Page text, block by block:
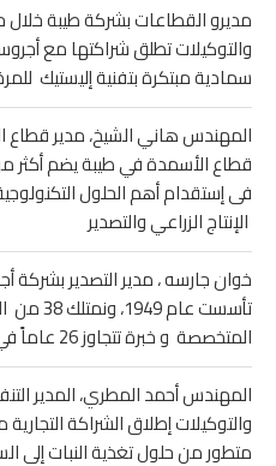
مديرو القطاعات بشركة طيبة خلال
سمادية مبتكرة بتفنية إليستيك
المهندس هاني الشيخ، مدير قطاع
فى إستقدام أهم الحلول
الإنتاج الزراعي والتصدير
خوان جارسه ، مدير التصدير بشركة
تأسست
المتخصصة و خبرة تتجاوز 26 عاماً في تطوير وإنتاج المغذيات الحيوية
المهندس أحمد المطري، المدير
والتوكيلات إطلاق الشراكة
متطور من حلول تغذية النبات إلى